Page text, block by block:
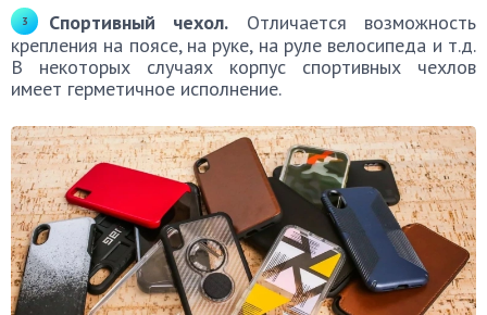
Спортивный чехол. Отличается возможность
крепления на поясе, на руке, на руле велосипеда и т.д.
В некоторых случаях корпус спортивных чехлов
имеет герметичное исполнение.